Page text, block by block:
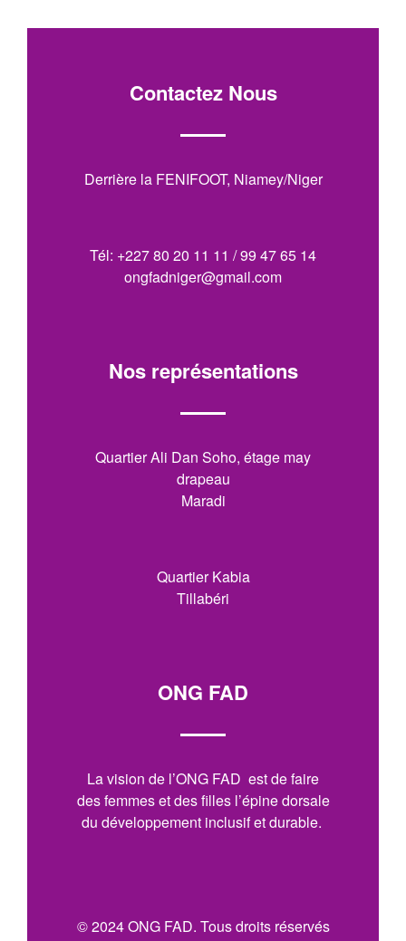
Contactez Nous
Derrière la FENIFOOT, Niamey/Niger
Tél: +227 80 20 11 11 / 99 47 65 14
ongfadniger@gmail.com
Nos représentations
Quartier Ali Dan Soho, étage may
drapeau
Maradi
Quartier Kabia
Tillabéri
ONG FAD
La vision de l’ONG FAD est de faire
des femmes et des filles l’épine dorsale
du développement inclusif et durable.
© 2024 ONG FAD. Tous droits réservés